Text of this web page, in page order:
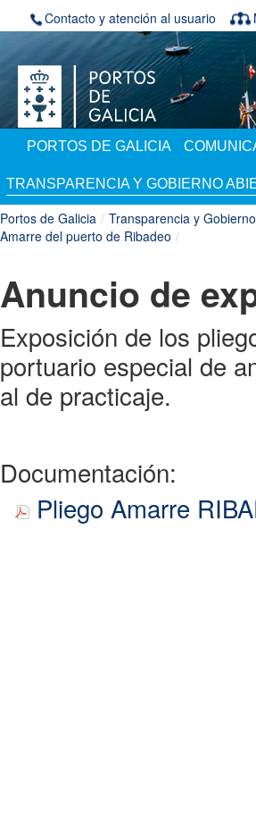
Saltar al contenido
Contacto y atención al usuario
PORTOS DE GALICIA
TRANSPARENCIA Y GOBIERNO
Portos de Galicia / Transparencia y
Amarre del puerto de Ribadeo /
Anuncio de
Exposición de los
portuario especial de
al de practicaje.
Documentación:
Pliego Amarre